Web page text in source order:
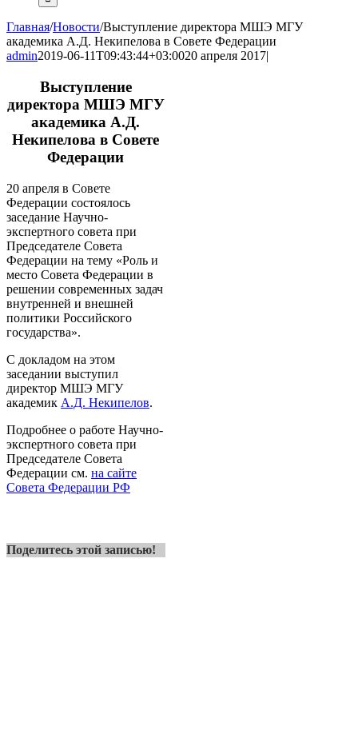
Главная/Новости/Выступление директора МШЭ МГУ
академика А.Д. Некипелова в Совете Федерации
admin2019-06-11T09:43:44+03:0020 апреля 2017|
Выступление
директора МШЭ МГУ
академика А.Д.
Некипелова в Совете
Федерации
20 апреля в Совете
Федерации состоялось
заседание Научно-
экспертного совета при
Председателе Совета
Федерации на тему «Роль и
место Совета Федерации в
решении современных задач
внутренней и внешней
политики Российского
государства».
С докладом на этом
заседании выступил
директор МШЭ МГУ
академик А.Д. Некипелов.
Подробнее о работе Научно-
экспертного совета при
Председателе Совета
Федерации см. на сайте
Совета Федерации РФ
Поделитесь этой записью!